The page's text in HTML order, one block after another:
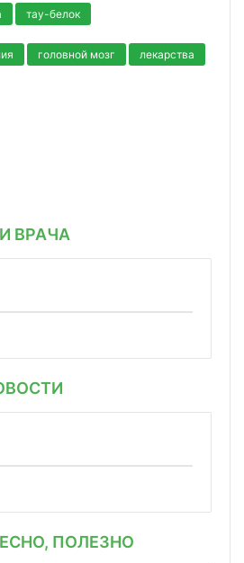
тау-белок
головной мозг лекарства
ВРАЧА
ПОЛЕЗНО